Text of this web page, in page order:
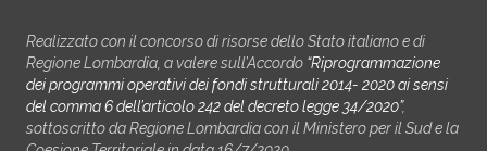
Realizzato con il concorso di risorse dello Stato italiano e di
Regione Lombardia, a valere sull’Accordo “Riprogrammazione
dei programmi operativi dei fondi strutturali 2014- 2020 ai sensi
del comma 6 dell’articolo 242 del decreto legge 34/2020”,
sottoscritto da Regione Lombardia con il Ministero per il Sud e la